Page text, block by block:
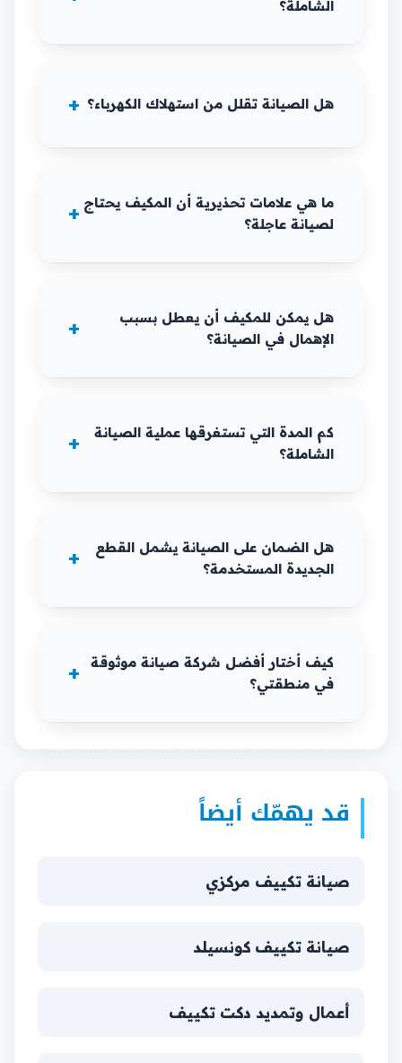
الشاملة؟
هل الصيانة تقلل من استهلاك الكهرباء؟
ما هي علامات تحذيرية أن المكيف يحتاج
لصيانة عاجلة؟
هل يمكن للمكيف أن يعطل بسبب
الإهمال في الصيانة؟
كم المدة التي تستغرقها عملية الصيانة
الشاملة؟
هل الضمان على الصيانة يشمل القطع
الجديدة المستخدمة؟
كيف أختار أفضل شركة صيانة موثوقة
في منطقتي؟
قد يهمّك أيضاً
صيانة تكييف مركزي
صيانة تكييف كونسيلد
أعمال وتمديد دكت تكييف